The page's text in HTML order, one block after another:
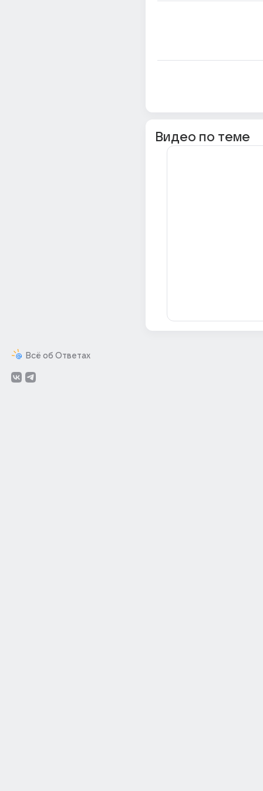
Всё об Ответах
Видео по теме